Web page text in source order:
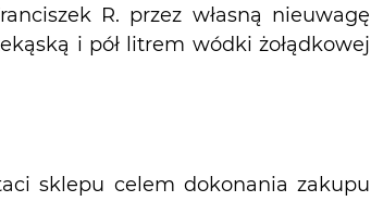
R. przez własną nieuwagę
i pół litrem wódki żołądkowej
sklepu celem dokonania zakupu